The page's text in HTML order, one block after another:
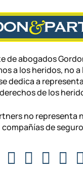
de abogados
a los heridos, no
dedica a
derechos de los
no representa
compañías de